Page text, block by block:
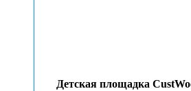
Детская площадка